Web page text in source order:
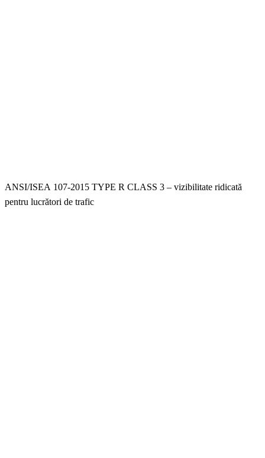
ANSI/ISEA 107-2015 TYPE R CLASS 3 – vizibilitate ridicată
pentru lucrători de trafic